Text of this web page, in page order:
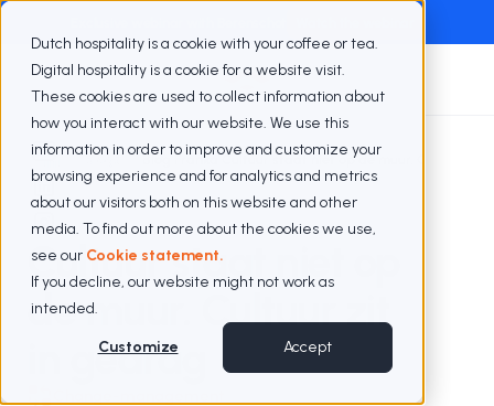
Dutch hospitality is a cookie with your coffee or tea.
Digital hospitality is a cookie for a website visit.
These cookies are used to collect information about
how you interact with our website. We use this
information in order to improve and customize your
browsing experience and for analytics and metrics
about our visitors both on this website and other
media. To find out more about the cookies we use,
see our Cookie statement.
If you decline, our website might not work as
intended.
Customize Accept
Blogs Blog Franka Cultuur staat niet op de muur. Cultuur zit
Cultuur staat niet op
de muur. Cultuur zit
in gedrag